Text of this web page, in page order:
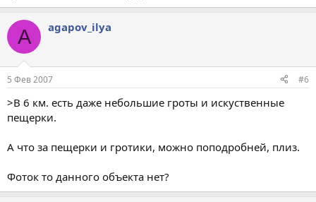
A agapov_ilya
5 Фев 2007 #6
>В 6 км. есть даже небольшие гроты и искуственные
пещерки.
А что за пещерки и гротики, можно поподробней, плиз.
Фоток то данного объекта нет?